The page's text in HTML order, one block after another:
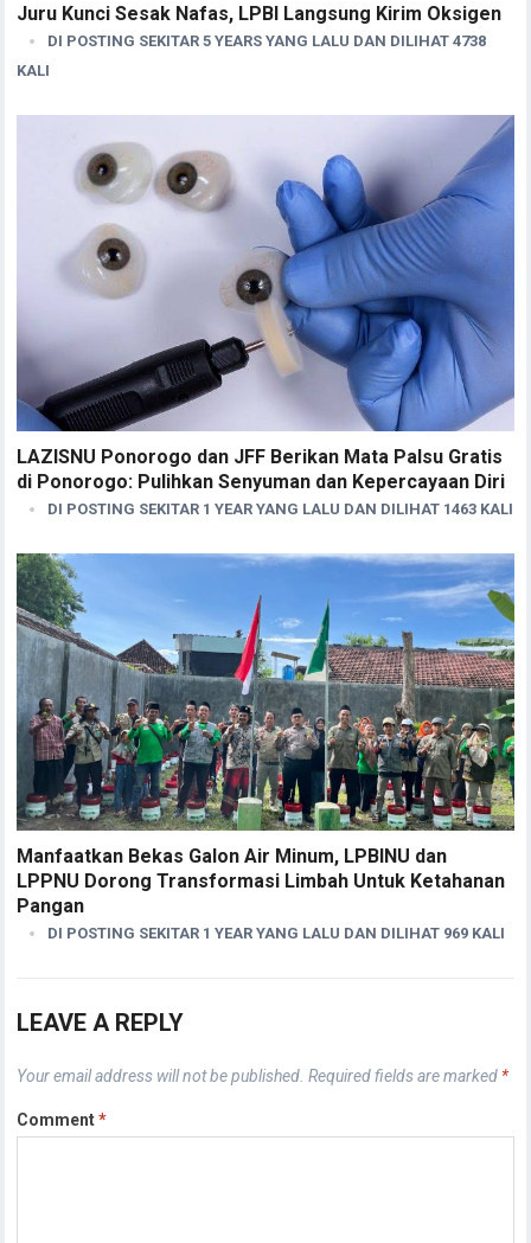
Juru Kunci Sesak Nafas, LPBI Langsung Kirim Oksigen
DI POSTING SEKITAR 5 YEARS YANG LALU DAN DILIHAT 4738
KALI
LAZISNU Ponorogo dan JFF Berikan Mata Palsu Gratis
di Ponorogo: Pulihkan Senyuman dan Kepercayaan Diri
DI POSTING SEKITAR 1 YEAR YANG LALU DAN DILIHAT 1463 KALI
Manfaatkan Bekas Galon Air Minum, LPBINU dan
LPPNU Dorong Transformasi Limbah Untuk Ketahanan
Pangan
DI POSTING SEKITAR 1 YEAR YANG LALU DAN DILIHAT 969 KALI
LEAVE A REPLY
Your email address will not be published. Required fields are marked *
Comment*